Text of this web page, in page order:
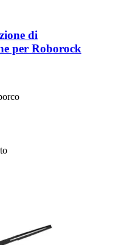
di
per Roborock